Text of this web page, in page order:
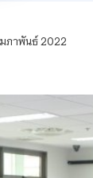
ภาพันธ์ 2022